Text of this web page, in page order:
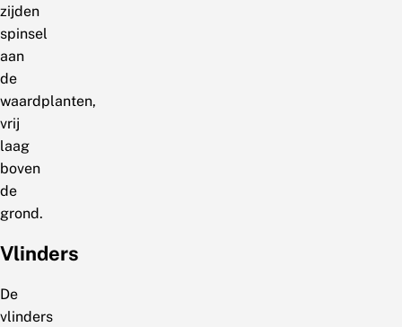
zijden
spinsel
aan
de
waardplanten,
vrij
laag
boven
de
grond.
Vlinders
De
vlinders